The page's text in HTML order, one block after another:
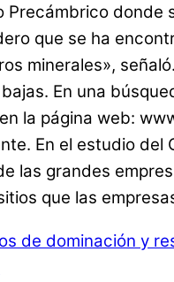
que se ha
minerales»,
En una
la página web:
En el estudio
las grandes
que las
de dominación y